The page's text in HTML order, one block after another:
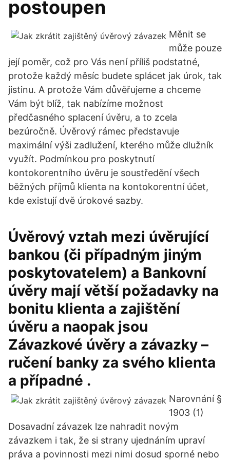
postoupen
Měnit se
může pouze
její poměr, což pro Vás není příliš podstatné,
protože každý měsíc budete splácet jak úrok, tak
jistinu. A protože Vám důvěřujeme a chceme
Vám být blíž, tak nabízíme možnost
předčasného splacení úvěru, a to zcela
bezúročně. Úvěrový rámec představuje
maximální výši zadlužení, kterého může dlužník
využít. Podmínkou pro poskytnutí
kontokorentního úvěru je soustředění všech
běžných příjmů klienta na kontokorentní účet,
kde existují dvě úrokové sazby.
Úvěrový vztah mezi úvěrující
bankou (či případným jiným
poskytovatelem) a Bankovní
úvěry mají větší požadavky na
bonitu klienta a zajištění
úvěru a naopak jsou
Závazkové úvěry a závazky –
ručení banky za svého klienta
a případné .
Narovnání §
1903 (1)
Dosavadní závazek lze nahradit novým
závazkem i tak, že si strany ujednáním upraví
práva a povinnosti mezi nimi dosud sporné nebo